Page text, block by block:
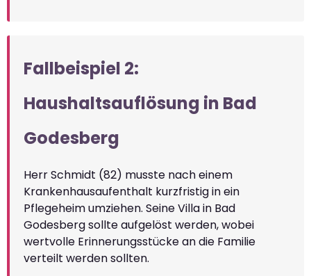
Fallbeispiel 2:
Haushaltsauflösung in Bad
Godesberg
Herr Schmidt (82) musste nach einem
Krankenhausaufenthalt kurzfristig in ein
Pflegeheim umziehen. Seine Villa in Bad
Godesberg sollte aufgelöst werden, wobei
wertvolle Erinnerungsstücke an die Familie
verteilt werden sollten.